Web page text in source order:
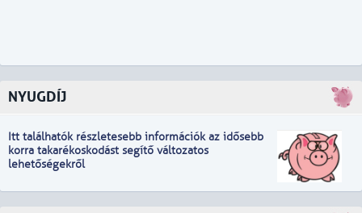
NYUGDÍJ
Itt találhatók részletesebb információkaz idősebb
korra takarékoskodást segítő változatos
lehetőségekről